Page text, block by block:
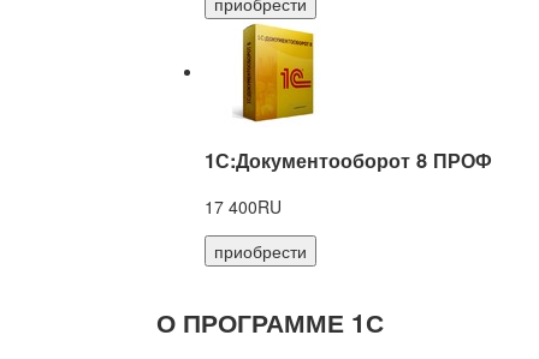
1С:Документооборот 8 ПРОФ
17 400RU
приобрести
О ПРОГРАММЕ 1С